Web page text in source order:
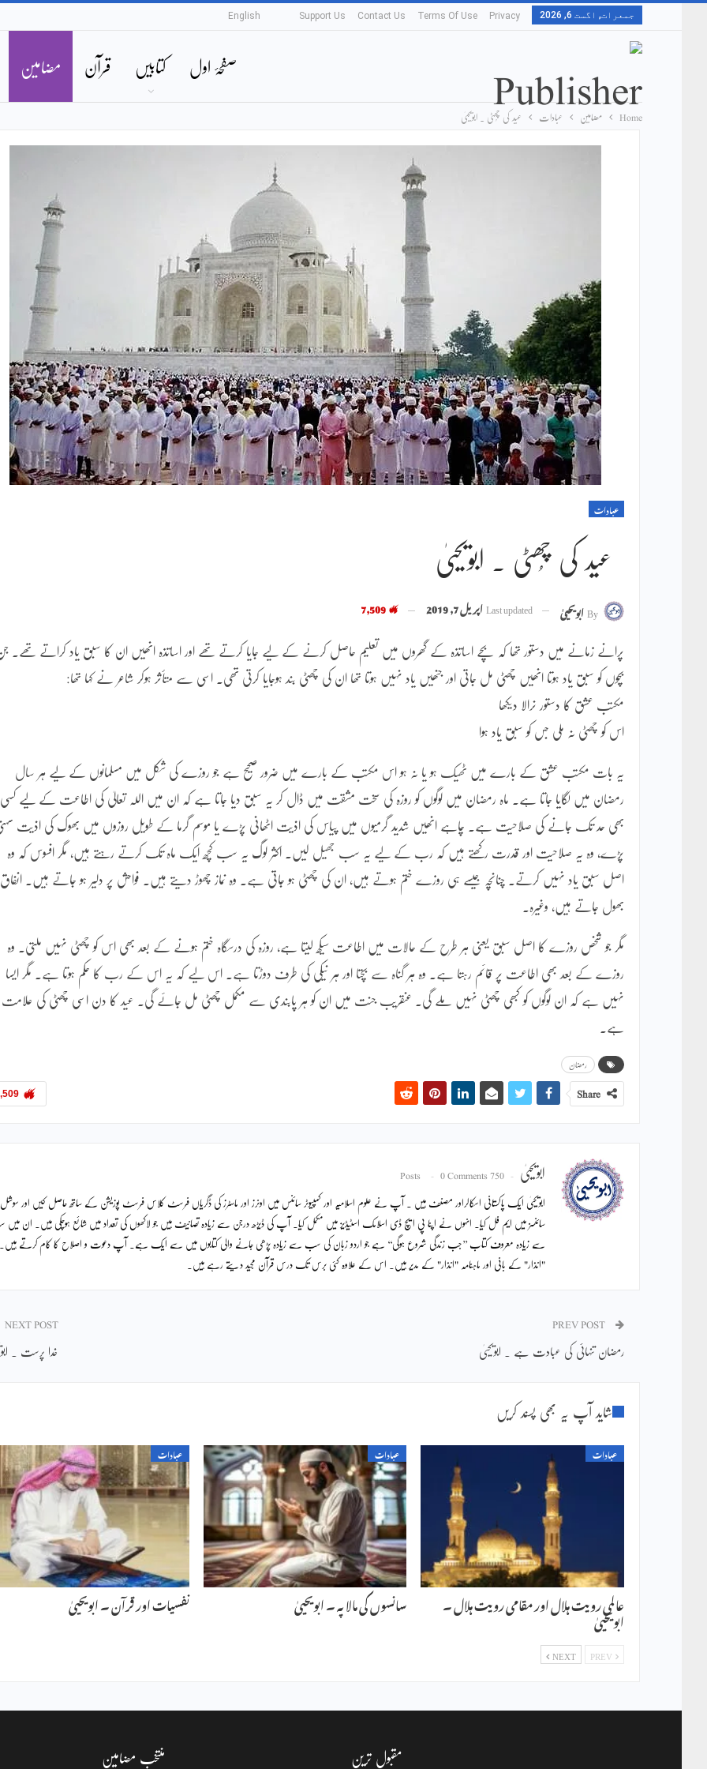
جمعرات, اگست 6, 2026 Privacy
Terms Of Use
Contact Us
Support Us
English
صفحۂ اول کتابیں قرآن مضامین
Home مضامین عبادات عید کی چُھٹی ۔ ابویحییٰ
عبادات
عید کی چُھٹی ۔ ابویحییٰ
Byابویحییٰ Last updatedاپریل 7, 2019
پرانے زمانے میں دستور تھا کہ بچے اساتذہ کے گھروں میں تعلیم حاصل کرنے کے لیے جایا کرتے تھے اور اساتذہ انھیں ان کا سبق یاد کراتے تھے۔
بچوں کو سبق یاد ہوتا انھیں چھٹی مل جاتی اور جنھیں یاد نہیں ہوتا تھا ان کی چھٹی بند ہوجایا کرتی تھی۔ اسی سے متأثر ہوکر شاعر نے کہا تھا:
مکتب عشق کا دستور نرالا دیکھا
اس کو چھٹی نہ ملی جس کو سبق یاد ہوا
یہ بات مکتب عشق کے بارے میں ٹھیک ہو یا نہ ہو اس مکتب کے بارے میں ضرور صحیح ہے جو روزے کی شکل میں مسلمانوں کے لیے ہر سال
رمضان میں لگایا جاتا ہے۔ ماہ رمضان میں لوگوں کو روزہ کی سخت مشقت میں ڈال کر یہ سبق دیا جاتا ہے کہ ان میں اللہ تعالیٰ کی اطاعت کے لیے کسی
بھی حد تک جانے کی صلاحیت ہے۔ چاہے انھیں شدید گرمیوں میں پیاس کی اذیت اٹھانی پڑے یا موسم گرما کے طویل روزوں میں بھوک کی اذیت
پڑے، وہ یہ صلاحیت اور قدرت رکھتے ہیں کہ رب کے لیے یہ سب جھیل لیں۔ اکثر لوگ یہ سب کچھ ایک ماہ تک کرتے رہتے ہیں، مگر افسوس کہ وہ
اصل سبق یاد نہیں کرتے۔ چنانچہ جیسے ہی روزے ختم ہوتے ہیں، ان کی چھٹی ہو جاتی ہے۔ وہ نماز چھوڑ دیتے ہیں۔ فواحش پر دلیر ہو جاتے ہیں۔ انفاق
بھول جاتے ہیں، وغیرہ۔
مگر جو شخص روزے کا اصل سبق یعنی ہر طرح کے حالات میں اطاعت سیکھ لیتا ہے، روزہ کی درسگاہ ختم ہونے کے بعد بھی اس کو چھٹی نہیں ملتی۔ وہ
روزے کے بعد بھی اطاعت پر قائم رہتا ہے۔ وہ ہر گناہ سے بچتا اور ہر نیکی کی طرف دوڑتا ہے۔ اس لیے کہ یہ اس کے رب کا حکم ہوتا ہے۔ مگر ایسا
نہیں ہے کہ ان لوگوں کو کبھی چھٹی نہیں ملے گی۔ عنقریب جنت میں ان کو ہر پابندی سے مکمل چھٹی مل جائے گی۔ عید کا دن اسی چھٹی کی علامت
ہے۔
رمضان
Share
ابویحییٰ 750 Posts
0 Comments
ابویحییٰ ایک پاکستانی اسکالراور مصنف ہیں ۔ آپ نے علوم اسلامیہ اور کمپیوٹر سائنس میں اونرز اور ماسٹرز کی ڈگریاں فرسٹ کلاس فرسٹ پوزیشن کے ساتھ حاصل کیں اور سوشل
سائنسز میں ایم فل کیا۔ انہوں نے اپنا پی ایچ ڈی اسلامک اسٹیڈیز میں مکمل کیا۔ آپ کی ڈیڑھ درجن سے زیادہ تصانیف ہیں جو لاکھوں کی تعداد میں شائع ہوچکی ہیں۔ ان میں
سے زیادہ معروف کتاب ’’جب زندگی شروع ہوگی‘‘ ہے جو اردو زبان کی سب سے زیادہ پڑھی جانے والی کتابوں میں سے ایک ہے۔ آپ دعوت و اصلاح کا کام کرتے ہیں۔
"انذار" کے بانی اور ماہنامہ "انذار" کے مدیر ہیں۔ اس کے علاوہ کئی برس تک درس قرآن مجید دیتے رہے ہیں۔
رمضان تنہائی کی عبادت ہے ۔ ابویحییٰ
NEXT POST
خدا پرست ۔
شاید آپ یہ بھی پسند کریں
عبادات
عالمی رویت ہلال اور مقامی رویت ہلال ۔
ابویحییٰ
عبادات
سانسوں کی مالا پہ ۔ ابویحییٰ
عبادات
نفسیات اور قرآن ۔ ابویحییٰ
NEXT
مقبول ترین منتخب مضامین